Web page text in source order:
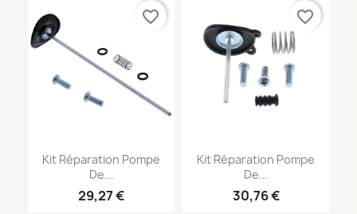
Kit Réparation Pompe
De...
29,27 €
favorite_border
Kit Réparation Pompe
De...
30,76 €
favorite_border